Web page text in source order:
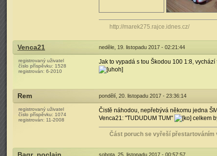
http://marek275.rajce.idnes.cz/
Venca21 neděle, 19. listopadu 2017 - 02:21:44
registrovaný uživatel
číslo příspěvku: 1528
registrován: 6-2010
Jak to vypadá s tou Škodou 100 1:8,
Rem pondělí, 20. listopadu 2017 - 23:36:14
registrovaný uživatel
číslo příspěvku: 1074
registrován: 11-2008
Čistě náhodou, nepřebývá někomu jedna
Venca21: "TUDUDUM TUM"
celkem
Část poruch se vyřeší přestartováním
sobota, 25. listopadu 2017 - 00:57:57